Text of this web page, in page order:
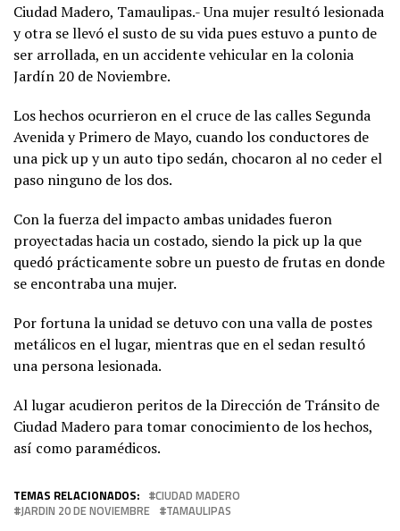
Ciudad Madero, Tamaulipas.- Una mujer resultó lesionada
y otra se llevó el susto de su vida pues estuvo a punto de
ser arrollada, en un accidente vehicular en la colonia
Jardín 20 de Noviembre.
Los hechos ocurrieron en el cruce de las calles Segunda
Avenida y Primero de Mayo, cuando los conductores de
una pick up y un auto tipo sedán, chocaron al no ceder el
paso ninguno de los dos.
Con la fuerza del impacto ambas unidades fueron
proyectadas hacia un costado, siendo la pick up la que
quedó prácticamente sobre un puesto de frutas en donde
se encontraba una mujer.
Por fortuna la unidad se detuvo con una valla de postes
metálicos en el lugar, mientras que en el sedan resultó
una persona lesionada.
Al lugar acudieron peritos de la Dirección de Tránsito de
Ciudad Madero para tomar conocimiento de los hechos,
así como paramédicos.
TEMAS RELACIONADOS:
CIUDAD MADERO
JARDIN 20 DE NOVIEMBRE
TAMAULIPAS